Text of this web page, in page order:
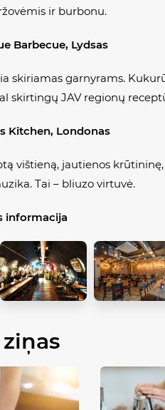
ir burbonu.
Barbecue, Lydsas
skiriamas garnyrams.
skirtingų JAV regionų
Kitchen, Londonas
vištieną, jautienos
Tai – bliuzo virtuvė.
informacija